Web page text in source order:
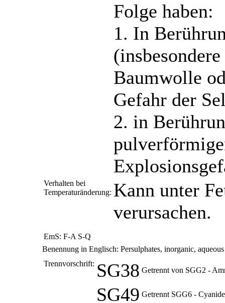
Folge haben:
1. In
Baumwolle
Gefahr der
2. in
Verhalten bei
Temperaturänderung: Kann unter
verursachen.
EmS: F-A S-Q
Benennung in Englisch: Persulphates, inorganic,
Trennvorschrift: SG38 Getrennt von SGG2 -
SG49 Getrennt SGG6 -